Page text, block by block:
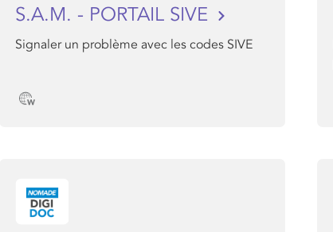
S.A.M. - PORTAIL SIVE
Signaler un problème avec les codes SIVE